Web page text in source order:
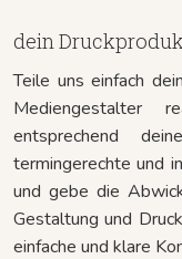
dein
Teile uns einfach
Mediengestalter
entsprechend
termingerechte und
und gebe die
Gestaltung und
einfache und klare